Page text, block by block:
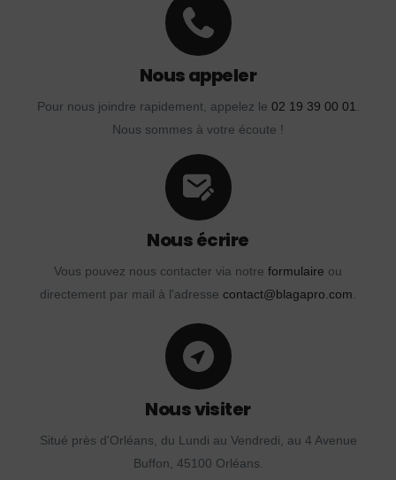
Nous appeler
Pour nous joindre rapidement, appelez le 02 19 39 00 01.
Nous sommes à votre écoute !
Nous écrire
Vous pouvez nous contacter via notre formulaire ou
directement par mail à l'adresse contact@blagapro.com.
Nous visiter
Situé près d'Orléans, du Lundi au Vendredi, au 4 Avenue
Buffon, 45100 Orléans.